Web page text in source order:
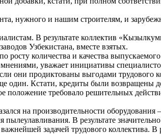
нужного и нашим строителям, и
В результате коллектив
Узбекистана, вместе взятых.
количества и качества
уважает инициативы
они продиктованы выгодами трудового
один. Кстати, кредиты были возвращены
положение требовало решительных
на производительности
В результате
задачей трудового коллектива. В